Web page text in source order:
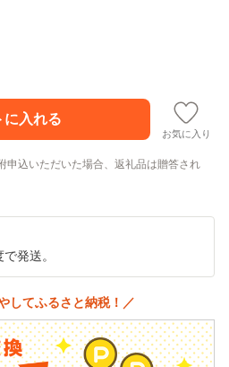
お気に入り
申込いただいた場合、返礼品は贈答され
発送。
してふるさと納税！／